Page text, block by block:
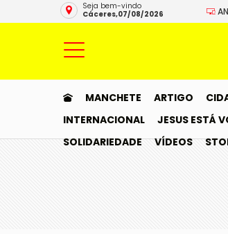
Seja bem-vindo
Cáceres,07/08/2026
MANCHETE ARTIGO
INTERNACIONAL
JESUS ESTÁ
SOLIDARIEDADE
VÍDEOS